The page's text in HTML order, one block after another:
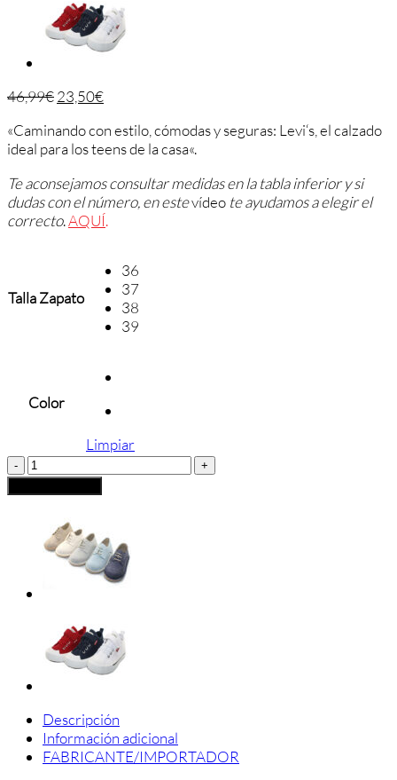
46,99€23,50€
«Caminandoconestilo,cómodasyseguras: Levi‘s,elcalzado
ideal paralosteensde lacasa«.
Te aconsejamos consultar medidas en la tabla inferior y si
dudas con el número, en estevídeo te ayudamos a elegir el
correcto.AQUÍ.
Talla Zapato
36
37
38
39
Color
Limpiar
Deportiva
Levi
´s
Grande
cantidad
Descripción
Información adicional
FABRICANTE/IMPORTADOR